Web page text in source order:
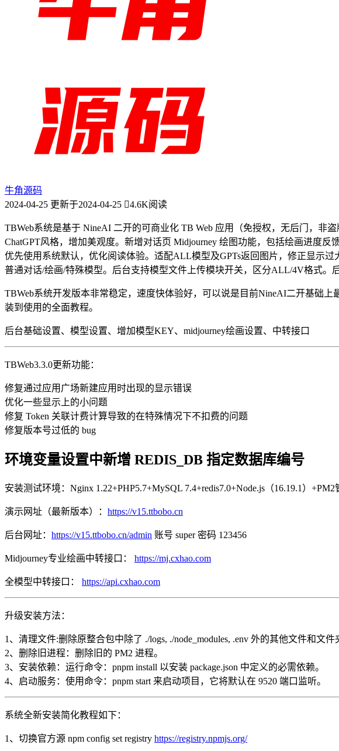
牛角源码
2024-04-25 更新于2024-04-25 4.6K阅读
TBWeb系统是基于 NineAI 二开的可商业化 TB Web 应用（免授权，无后门，
ChatGPT风格，增加美观度。新增对话页 Midjourney 绘图功能，包括绘画进度
优先使用系统默认，优化阅读体验。适配ALL模型及GPTs返回图片，修正显示
普通对话/绘画/特殊模型。后台支持模型文件上传模块开关，区分ALL/4V格式。
TBWeb系统开发版本非常稳定，速度快体验好，可以说是目前NineAI二开基础
装到使用的全面教程。
后台基础设置、模型设置、增加模型KEY、midjourney绘画设置、中转接口
TBWeb3.3.0更新功能：
修复通过应用广场新建应用时出现的显示错误
优化一些显示上的小问题
修复 Token 关联计费计算导致的在特殊情况下不扣费的问题
修复版本号过低的 bug
环境变量设置中新增 REDIS_DB 指定数据库编号
安装测试环境：Nginx 1.22+PHP5.7+MySQL 7.4+redis7.0+Node.js（16.19.1）+PM2
演示网址（最新版本）： https://v15.ttbobo.cn
后台网址： https://v15.ttbobo.cn/admin 账号 super 密码 123456
Midjourney专业绘画中转接口： https://mj.cxhao.com
全模型中转接口： https://api.cxhao.com
升级安装方法：
1、清理文件:删除原整合包中除了 ./logs, ./node_modules, .env 外的其他文件和文件
2、删除旧进程：删除旧的 PM2 进程。
3、安装依赖：运行命令：pnpm install 以安装 package.json 中定义的必需依赖。
4、启动服务：使用命令：pnpm start 来启动项目，它将默认在 9520 端口监听。
系统全新安装简化教程如下：
1、切换官方源 npm config set registry https://registry.npmjs.org/